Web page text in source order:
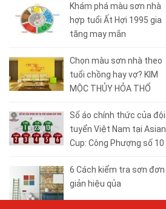
Khám phá màu sơn nhà
hợp tuổi Ất Hợi 1995 gia
tăng may mắn
Chọn màu sơn nhà theo
tuổi chồng hay vợ? KIM
MỘC THỦY HỎA THỔ
Số áo chính thức của đội
tuyển Việt Nam tại Asian
Cup: Công Phượng số 10
6 Cách kiểm tra sơn đơn
giản hiệu qủa